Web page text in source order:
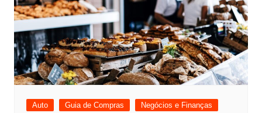
Auto Guia de Compras Negócios e Finanças